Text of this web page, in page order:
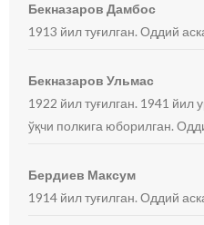
Бекназаров Дамбос
1913 йил туғилган. Оддий
Бекназаров Ульмас
1922 йил туғилган. 1941 йил
ўқчи полкига юборилган.
Бердиев Максум
1914 йил туғилган. Оддий